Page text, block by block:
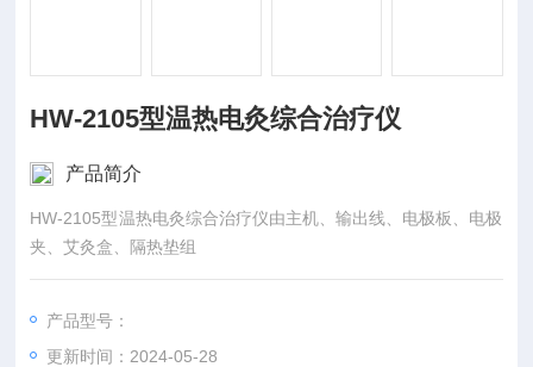
HW-2105型温热电灸综合治疗仪
产品简介
HW-2105型温热电灸综合治疗仪由主机、输出线、电极板、电极
夹、艾灸盒、隔热垫组
产品型号：
更新时间：2024-05-28